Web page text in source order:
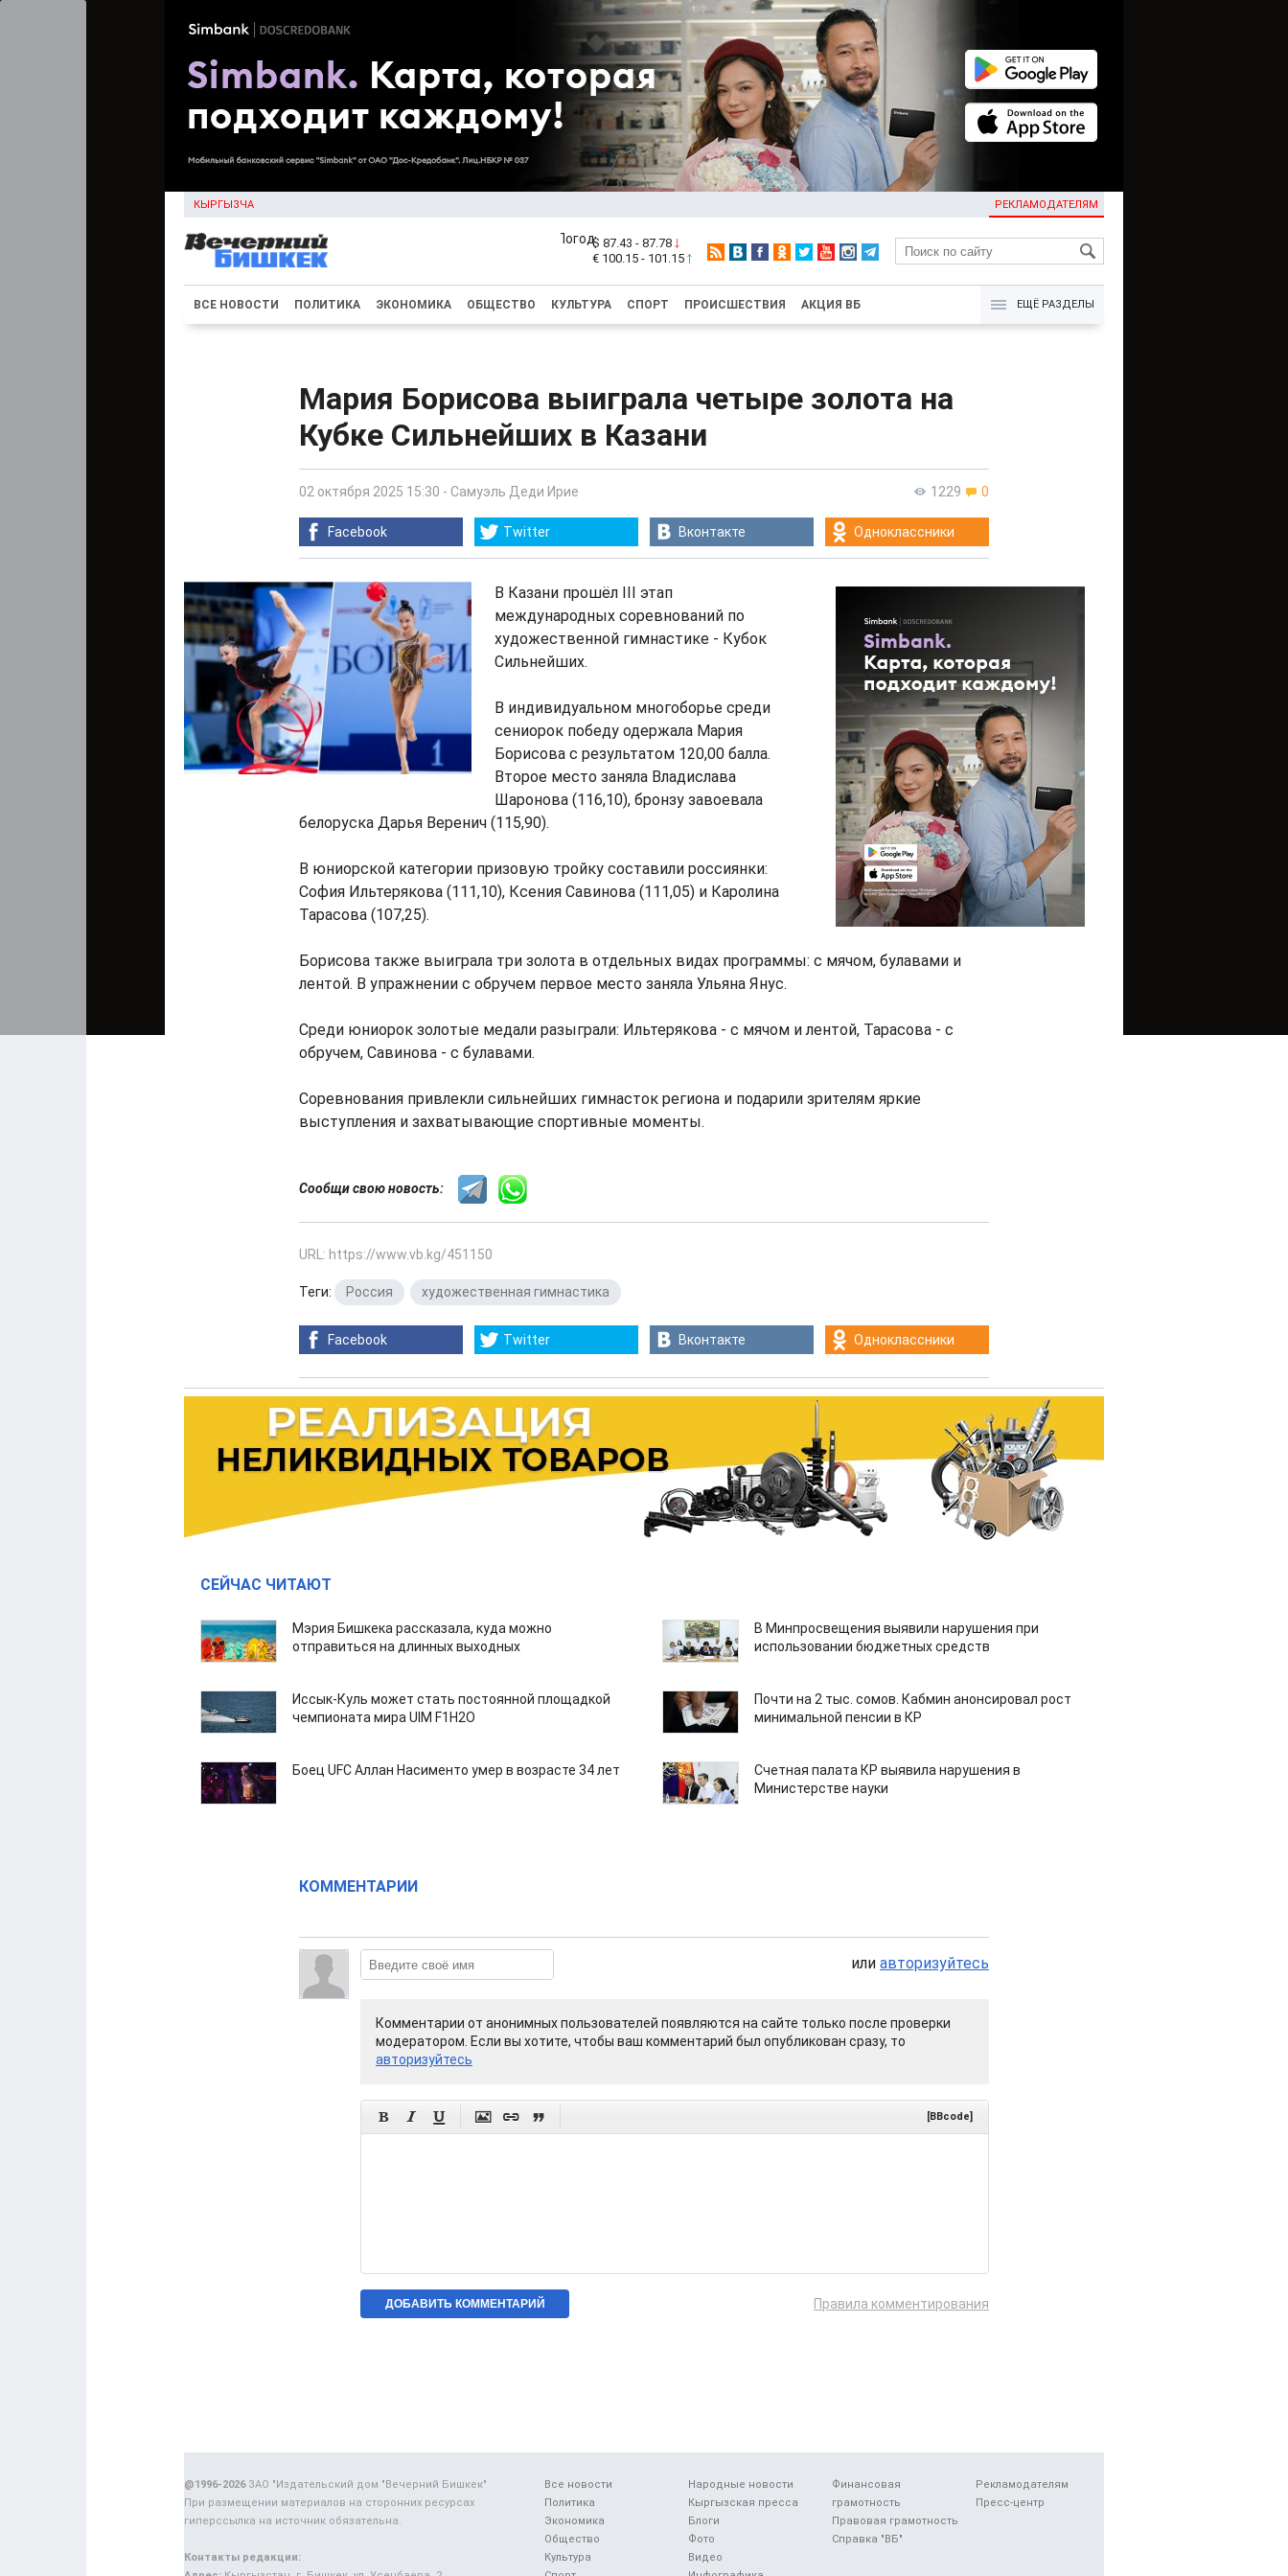
КЫРГЫЗЧА РЕКЛАМОДАТЕЛЯМ
KG
$ 87.43 - 87.78
€ 100.15 - 101.15
ВСЕ НОВОСТИ ПОЛИТИКА ЭКОНОМИКА ОБЩЕСТВО КУЛЬТУРА СПОРТ ПРОИСШЕСТВИЯ АКЦИЯ ВБ ЕЩЁ РАЗДЕЛЫ
Мария Борисова выиграла четыре золота на
Кубке Сильнейших в Казани
1229 0
02 октября 2025 15:30 - Самуэль Деди Ирие
Facebook Twitter Вконтакте Одноклассники
В Казани прошёл III этап
международных соревнований по
художественной гимнастике - Кубок
Сильнейших.
В индивидуальном многоборье среди
сениорок победу одержала Мария
Борисова с результатом 120,00 балла.
Второе место заняла Владислава
Шаронова (116,10), бронзу завоевала
белоруска Дарья Веренич (115,90).
В юниорской категории призовую тройку составили россиянки:
София Ильтерякова (111,10), Ксения Савинова (111,05) и Каролина
Тарасова (107,25).
Борисова также выиграла три золота в отдельных видах программы: с мячом, булавами и
лентой. В упражнении с обручем первое место заняла Ульяна Янус.
Среди юниорок золотые медали разыграли: Ильтерякова - с мячом и лентой, Тарасова - с
обручем, Савинова - с булавами.
Соревнования привлекли сильнейших гимнасток региона и подарили зрителям яркие
выступления и захватывающие спортивные моменты.
Сообщи свою новость:
URL: https://www.vb.kg/451150
Теги: Россия художественная гимнастика
Facebook Twitter Вконтакте Одноклассники
СЕЙЧАС ЧИТАЮТ
Мэрия Бишкека рассказала, куда можно
отправиться на длинных выходных
В Минпросвещения выявили нарушения при
использовании бюджетных средств
Иссык-Куль может стать постоянной площадкой
чемпионата мира UIM F1H2O
Почти на 2 тыс. сомов. Кабмин анонсировал рост
минимальной пенсии в КР
Боец UFC Аллан Насименто умер в возрасте 34 лет
Счетная палата КР выявила нарушения в
Министерстве науки
КОММЕНТАРИИ
или авторизуйтесь
Комментарии от анонимных пользователей появляются на сайте только после проверки
модератором. Если вы хотите, чтобы ваш комментарий был опубликован сразу, то
авторизуйтесь
      [BBcode]
Правила комментирования
Все новости
Политика
Экономика
Общество
Культура
Народные новости
Кыргызская пресса
Блоги
Фото
Видео
Финансовая
грамотность
Правовая грамотность
Справка "ВБ"
Рекламодателям
Пресс-центр
@1996-2026ЗАО "Издательский дом "Вечерний Бишкек"
При размещении материалов на сторонних ресурсах
гиперссылка на источник обязательна.
Контакты редакции: